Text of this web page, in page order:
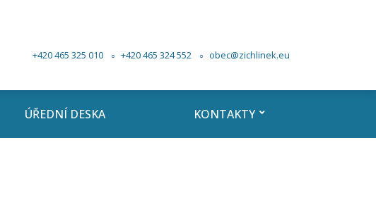
+420 465 325 010 +420 465 324 552 obec@zichlinek.eu
ÚŘEDNÍ DESKA KONTAKTY